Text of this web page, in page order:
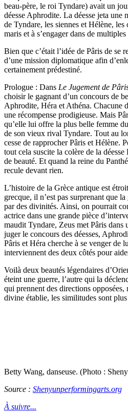
beau-père, le roi Tyndare) avait un
déesse Aphrodite. La déesse jeta une
de Tyndare, les siennes et Hélène,
maris et à s’engager dans de multiples
Bien que c’était l’idée de Pâris de se
d’une mission diplomatique afin
certainement prédestiné.
Prologue : Dans Le Jugement de
choisir le gagnant d’un concours de
Aphrodite, Héra et Athéna. Chacune
une récompense prodigieuse. Mais
qu’elle lui offre la plus belle femme
de son vieux rival Tyndare. Tout au
cesse de rapprocher Pâris et Hélène.
tout cela suscite la colère de la
de beauté. Et quand la reine du
recule devant rien.
L’histoire de la Grèce antique est
grecque, il n’est pas surprenant que
par des divinités. Ainsi, on pourrait
actrice dans une grande pièce
maudit Tyndare, Zeus met Pâris dans
juger le concours des déesses,
Pâris et Héra cherche à se venger de
interviennent des deux côtés pour
Voilà deux beautés légendaires
éteint une guerre, l’autre qui la
qui prennent des directions
divine établie, les similitudes sont
Betty Wang, danseuse. (Photo :
Source : Shenyunperformingarts.org
À suivre...